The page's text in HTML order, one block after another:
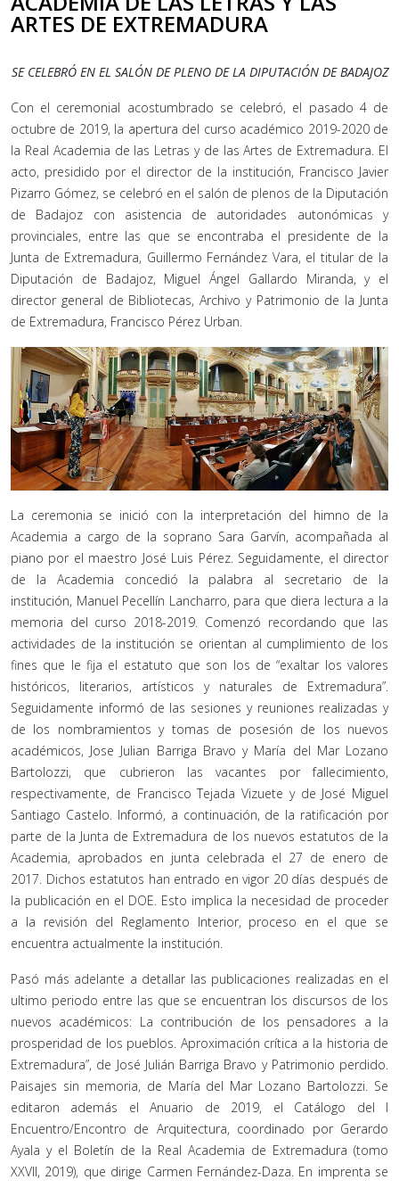
ARTES DE EXTREMADURA
SE CELEBRÓ EN EL SALÓN DE PLENO DE LA DIPUTACIÓN DE BADAJOZ
Con el ceremonial acostumbrado se celebró, el pasado 4 de
octubre de 2019, la apertura del curso académico 2019-2020 de
la Real Academia de las Letras y de las Artes de Extremadura. El
acto, presidido por el director de la institución, Francisco Javier
Pizarro Gómez, se celebró en el salón de plenos de la Diputación
de Badajoz con asistencia de autoridades autonómicas y
provinciales, entre las que se encontraba el presidente de la
Junta de Extremadura, Guillermo Fernández Vara, el titular de la
Diputación de Badajoz, Miguel Ángel Gallardo Miranda, y el
director general de Bibliotecas, Archivo y Patrimonio de la Junta
de Extremadura, Francisco Pérez Urban.
La ceremonia se inició con la interpretación del himno de la
Academia a cargo de la soprano Sara Garvín, acompañada al
piano por el maestro José Luis Pérez. Seguidamente, el director
de la Academia concedió la palabra al secretario de la
institución, Manuel Pecellín Lancharro, para que diera lectura a la
memoria del curso 2018-2019. Comenzó recordando que las
actividades de la institución se orientan al cumplimiento de los
fines que le fija el estatuto que son los de “exaltar los valores
históricos, literarios, artísticos y naturales de Extremadura”.
Seguidamente informó de las sesiones y reuniones realizadas y
de los nombramientos y tomas de posesión de los nuevos
académicos, Jose Julian Barriga Bravo y María del Mar Lozano
Bartolozzi, que cubrieron las vacantes por fallecimiento,
respectivamente, de Francisco Tejada Vizuete y de José Miguel
Santiago Castelo. Informó, a continuación, de la ratificación por
parte de la Junta de Extremadura de los nuevos estatutos de la
Academia, aprobados en junta celebrada el 27 de enero de
2017. Dichos estatutos han entrado en vigor 20 días después de
la publicación en el DOE. Esto implica la necesidad de proceder
a la revisión del Reglamento Interior, proceso en el que se
encuentra actualmente la institución.
Pasó más adelante a detallar las publicaciones realizadas en el
ultimo periodo entre las que se encuentran los discursos de los
nuevos académicos: La contribución de los pensadores a la
prosperidad de los pueblos. Aproximación crítica a la historia de
Extremadura”, de José Julián Barriga Bravo y Patrimonio perdido.
Paisajes sin memoria, de María del Mar Lozano Bartolozzi. Se
editaron además el Anuario de 2019, el Catálogo del I
Encuentro/Encontro de Arquitectura, coordinado por Gerardo
Ayala y el Boletín de la Real Academia de Extremadura (tomo
XXVII, 2019), que dirige Carmen Fernández-Daza. En imprenta se